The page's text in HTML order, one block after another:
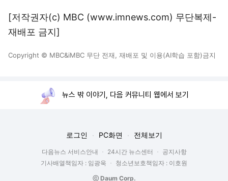
[저작권자(c) MBC (www.imnews.com) 무단복제-
재배포 금지]
Copyright © MBC&iMBC 무단 전재, 재배포 및 이용(AI학습 포함)금지
뉴스 밖 이야기, 다음 커뮤니티 웹에서 보기
로그인 PC화면 전체보기
다음뉴스 서비스안내 24시간 뉴스센터
공지사항
기사배열책임자 : 임광욱
청소년보호책임자 : 이호원
ⓒ Daum Corp.